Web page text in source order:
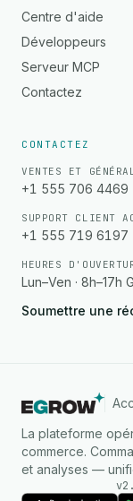
Centre d'aide
Développeurs
Serveur MCP
Contactez
CONTACTEZ
VENTES ET
+1 555 706 4469
SUPPORT CLIENT
+1 555 719 6197
HEURES
Lun–Ven · 8h–17h
Soumettre une
La plateforme
commerce.
et analyses —